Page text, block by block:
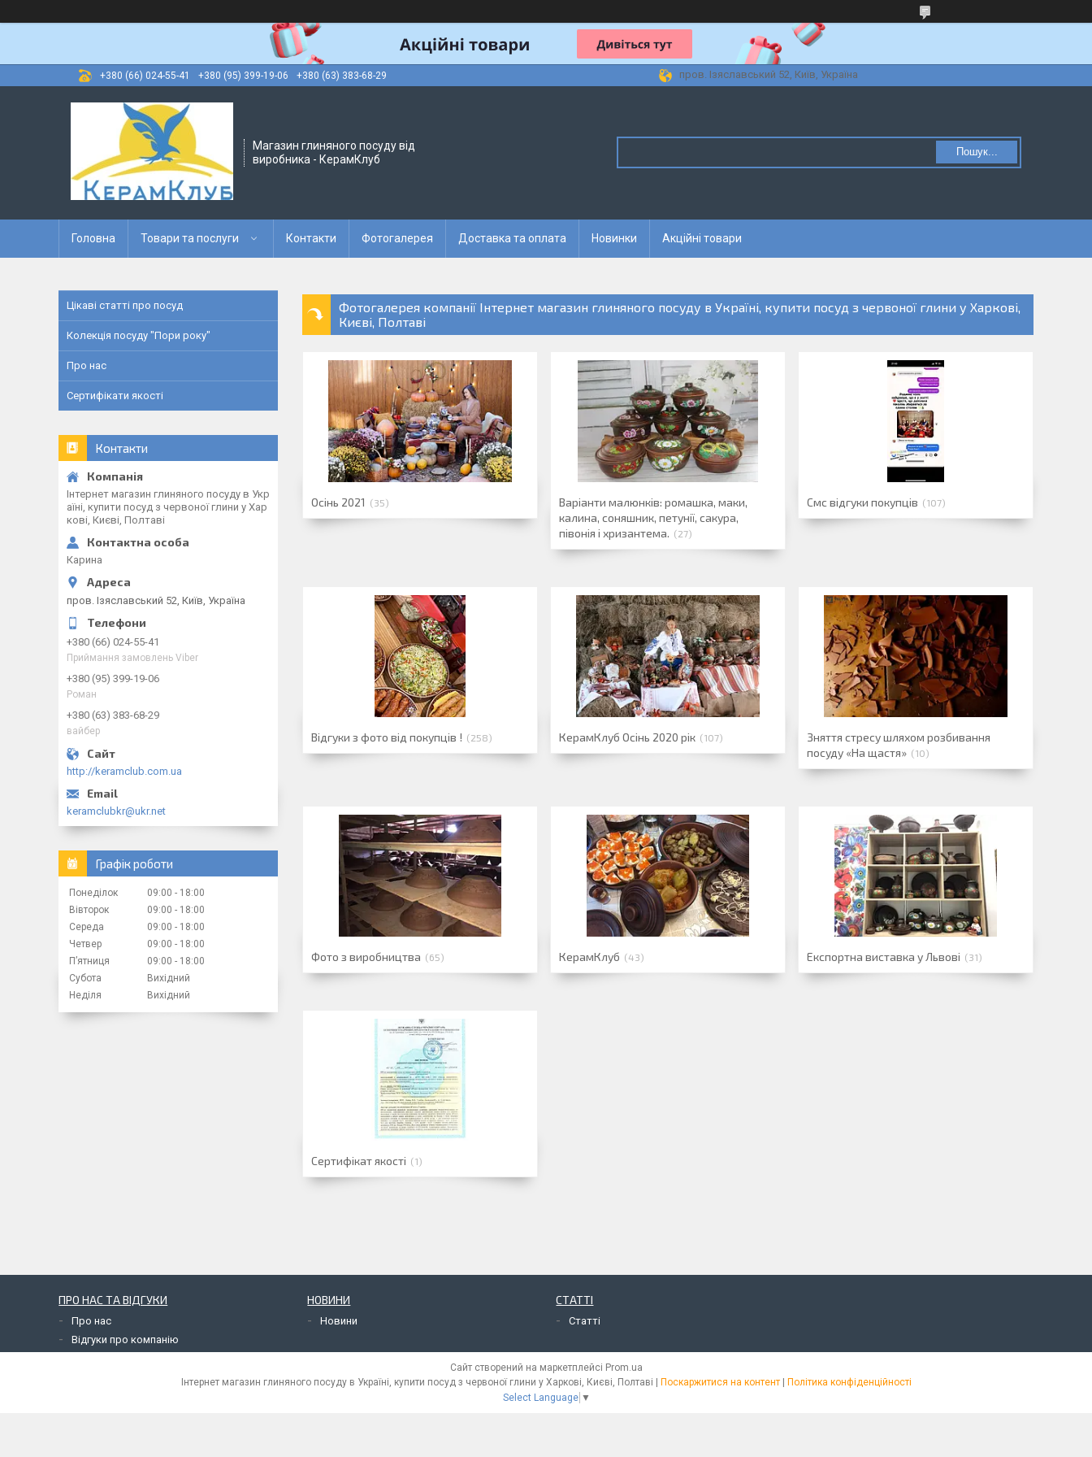
+380 (66) 024-55-41 +380 (95) 399-19-06 +380 (63) 383-68-29 пров. Ізяславський 52, Київ, Україна
Магазин глиняного посуду від
виробника - КерамКлуб
Пошук...
Головна Товари та послуги Контакти Фотогалерея Доставка та оплата Новинки Акційні товари
Фотогалерея компанії Інтернет магазин глиняного посуду в Україні, купити посуд з червоної глини у Харкові,
Києві, Полтаві
Осінь 2021 35
Варіанти малюнків: ромашка, маки,
калина, соняшник, петунії, сакура,
півонія і хризантема.
27
Смс відгуки покупців 107
Відгуки з фото від покупців ! 258 КерамКлуб Осінь 2020 рік 107
Зняття стресу шляхом розбивання
посуду «На щастя»
10
Фото з виробництва 65 КерамКлуб 43 Експортна виставка у Львові 31
Сертифікат якості 1
Цікаві статті про посуд
Колекція посуду "Пори року"
Про нас
Сертифікати якості
Контакти
Інтернет магазин глиняного посуду в Укр
аїні, купити посуд з червоної глини у Хар
кові, Києві, Полтаві
Карина
пров. Ізяславський 52, Київ, Україна
+380 (66) 024-55-41
Приймання замовлень Viber
+380 (95) 399-19-06
Роман
+380 (63) 383-68-29
вайбер
http://keramclub.com.ua
keramclubkr@ukr.net
Графік роботи
Понеділок 09:00
18:00
Вівторок
09:00
18:00
Середа
09:00
18:00
Четвер
09:00
18:00
Пʼятниця
09:00
18:00
Субота
Вихідний
Неділя
Вихідний
ПРО НАС ТА ВІДГУКИ
Про нас
Відгуки про компанію
НОВИНИ
Новини
СТАТТІ
Статті
Сайт створений на маркетплейсі Prom.ua
Поскаржитися на контент
Політика конфіденційності
Select Language ▼